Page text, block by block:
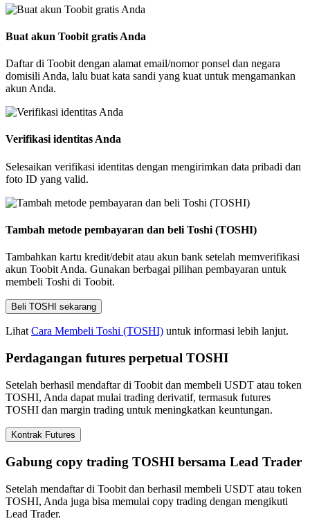
Buat akun Toobit gratis Anda
Daftar di Toobit dengan alamat email/nomor ponsel dan negara
domisili Anda, lalu buat kata sandi yang kuat untuk mengamankan
akun Anda.
Verifikasi identitas Anda
Selesaikan verifikasi identitas dengan mengirimkan data pribadi dan
foto ID yang valid.
Tambah metode pembayaran dan beli Toshi (TOSHI)
Tambahkan kartu kredit/debit atau akun bank setelah memverifikasi
akun Toobit Anda. Gunakan berbagai pilihan pembayaran untuk
membeli Toshi di Toobit.
Beli TOSHI sekarang
Lihat Cara Membeli Toshi (TOSHI) untuk informasi lebih lanjut.
Perdagangan futures perpetual TOSHI
Setelah berhasil mendaftar di Toobit dan membeli USDT atau token
TOSHI, Anda dapat mulai trading derivatif, termasuk futures
TOSHI dan margin trading untuk meningkatkan keuntungan.
Kontrak Futures
Gabung copy trading TOSHI bersama Lead Trader
Setelah mendaftar di Toobit dan berhasil membeli USDT atau token
TOSHI, Anda juga bisa memulai copy trading dengan mengikuti
Lead Trader.